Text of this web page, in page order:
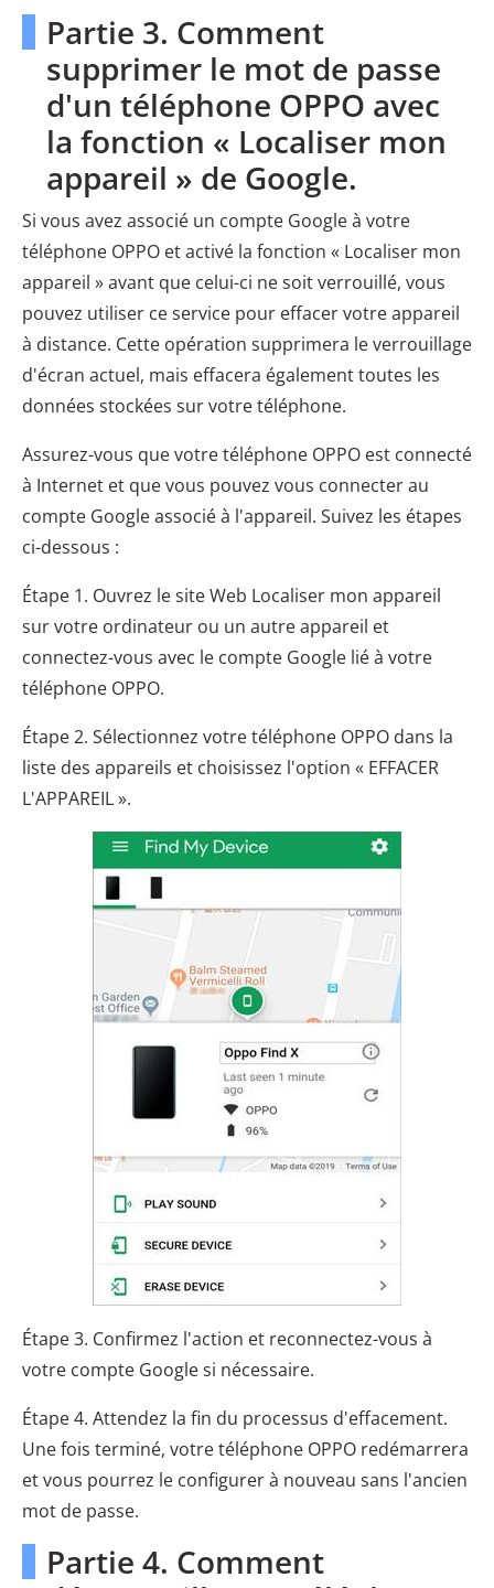
Partie 3. Comment
supprimer le mot de passe
d'un téléphone OPPO avec
la fonction « Localiser mon
appareil » de Google.
Si vous avez associé un compte Google à votre
téléphone OPPO et activé la fonction « Localiser mon
appareil » avant que celui-ci ne soit verrouillé, vous
pouvez utiliser ce service pour effacer votre appareil
à distance. Cette opération supprimera le verrouillage
d'écran actuel, mais effacera également toutes les
données stockées sur votre téléphone.
Assurez-vous que votre téléphone OPPO est connecté
à Internet et que vous pouvez vous connecter au
compte Google associé à l'appareil. Suivez les étapes
ci-dessous :
Étape 1. Ouvrez le site Web Localiser mon appareil
sur votre ordinateur ou un autre appareil et
connectez-vous avec le compte Google lié à votre
téléphone OPPO.
Étape 2. Sélectionnez votre téléphone OPPO dans la
liste des appareils et choisissez l'option « EFFACER
L'APPAREIL ».
Étape 3. Confirmez l'action et reconnectez-vous à
votre compte Google si nécessaire.
Étape 4. Attendez la fin du processus d'effacement.
Une fois terminé, votre téléphone OPPO redémarrera
et vous pourrez le configurer à nouveau sans l'ancien
mot de passe.
Partie 4. Comment